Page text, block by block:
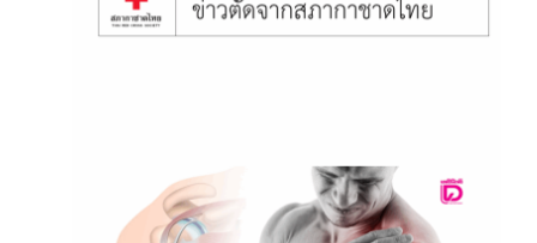
June 12, 2025